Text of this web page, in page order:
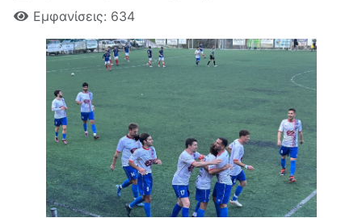
Εμφανίσεις: 634